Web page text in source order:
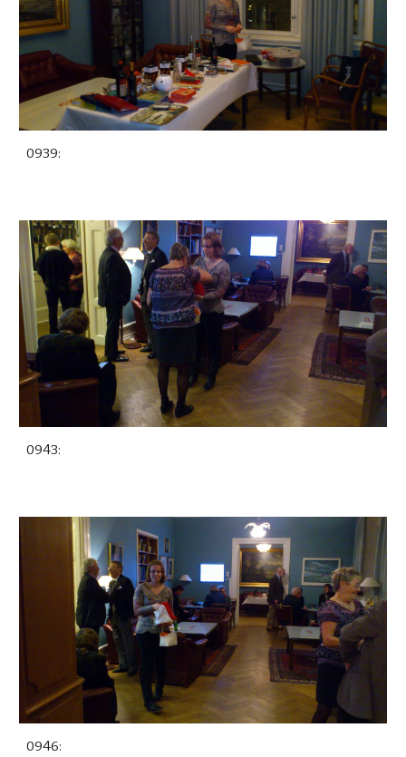
0939:
0943:
0946: